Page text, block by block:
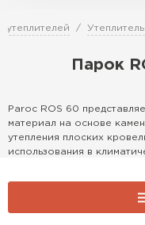
утеплителей
Парок
Paroc ROS 60
материал на основе
утепления плоских
использования в
форматах для удобного
Перейти в каталог
Утеплитель
Утеплитель